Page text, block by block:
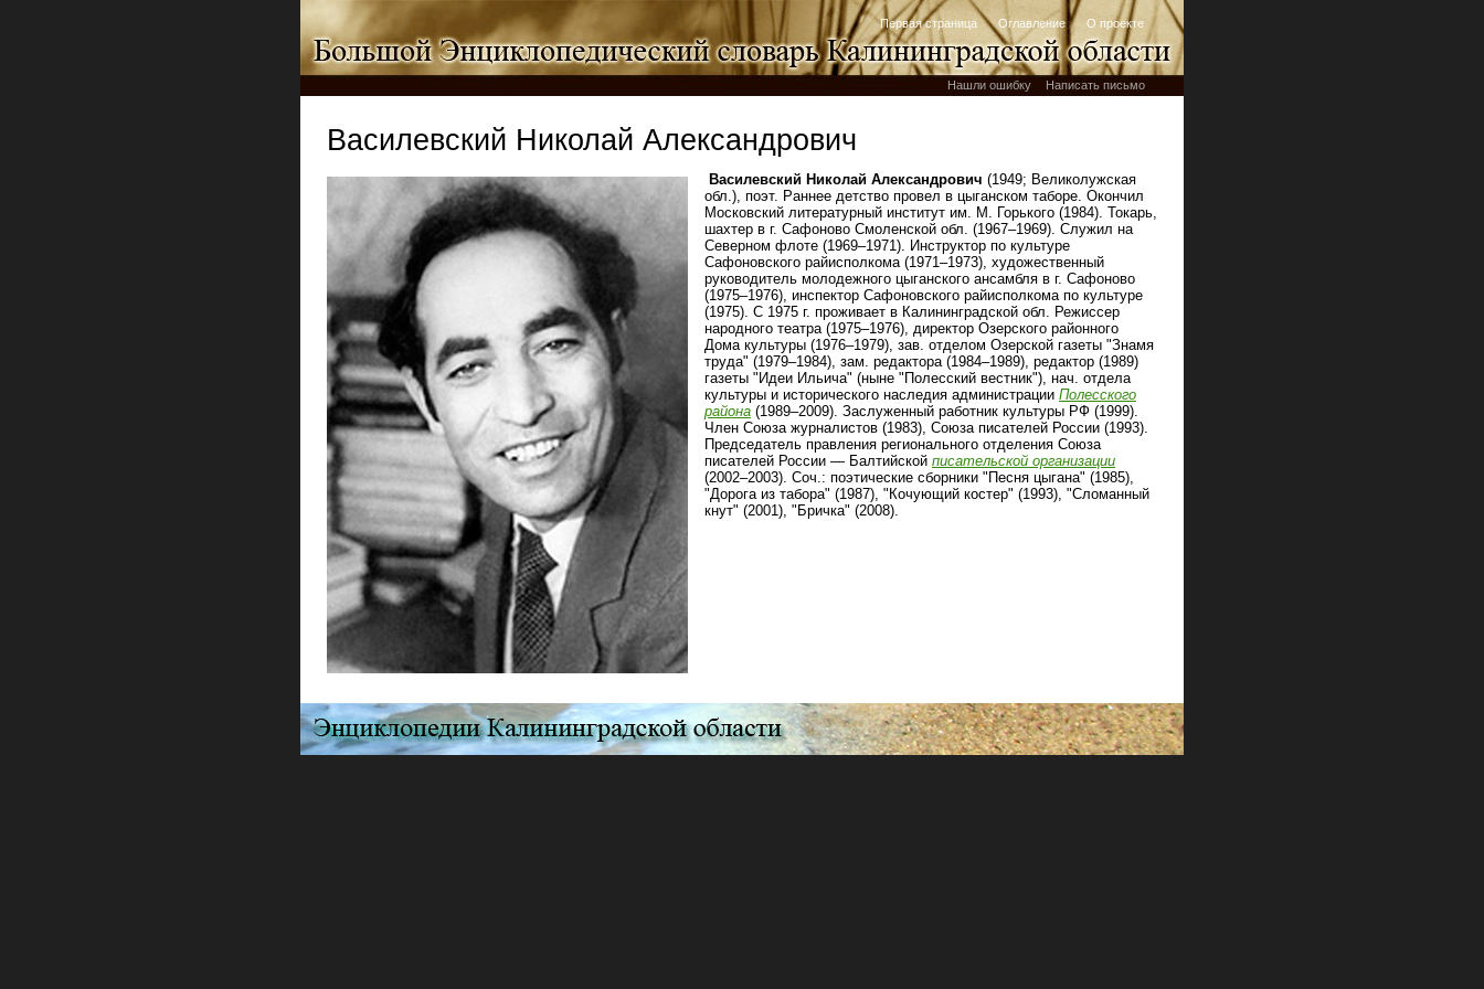
Первая страница Оглавление О проекте
Нашли ошибку Написать письмо
Василевский Николай Александрович
Василевский Николай Александрович (1949; Великолужская
обл.), поэт. Раннее детство провел в цыганском таборе. Окончил
Московский литературный институт им. М. Горького (1984). Токарь,
шахтер в г. Сафоново Смоленской обл. (1967–1969). Служил на
Северном флоте (1969–1971). Инструктор по культуре
Сафоновского райисполкома (1971–1973), художественный
руководитель молодежного цыганского ансамбля в г. Сафоново
(1975–1976), инспектор Сафоновского райисполкома по культуре
(1975). С 1975 г. проживает в Калининградской обл. Режиссер
народного театра (1975–1976), директор Озерского районного
Дома культуры (1976–1979), зав. отделом Озерской газеты "Знамя
труда" (1979–1984), зам. редактора (1984–1989), редактор (1989)
газеты "Идеи Ильича" (ныне "Полесский вестник"), нач. отдела
культуры и исторического наследия администрации Полесского
района (1989–2009). Заслуженный работник культуры РФ (1999).
Член Союза журналистов (1983), Союза писателей России (1993).
Председатель правления регионального отделения Союза
писателей России — Балтийской писательской организации
(2002–2003). Соч.: поэтические сборники "Песня цыгана" (1985),
"Дорога из табора" (1987), "Кочующий костер" (1993), "Сломанный
кнут" (2001), "Бричка" (2008).